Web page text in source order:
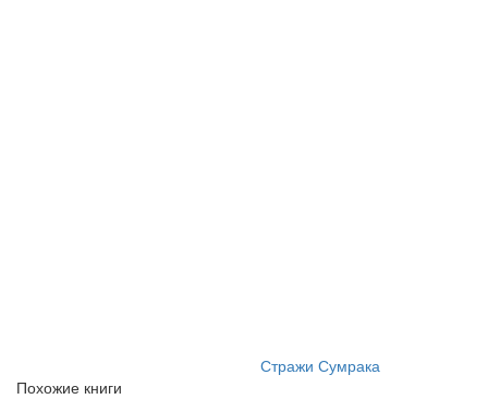
Стражи Сумрака
Похожие книги